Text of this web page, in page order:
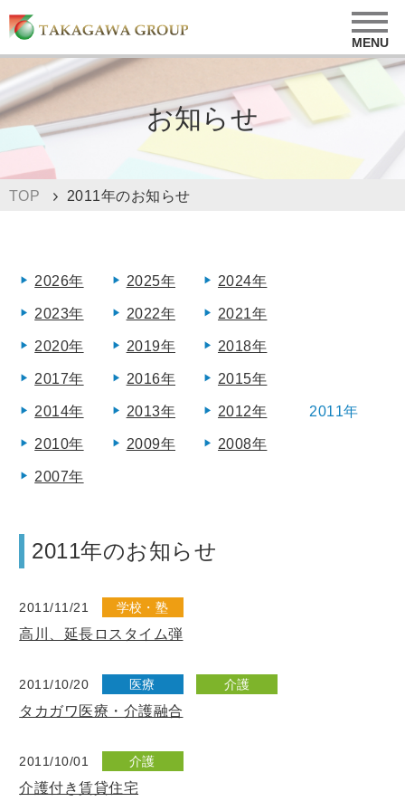
お知らせ
TOP 2011年のお知らせ
2026年 2025年 2024年
2023年 2022年 2021年
2020年 2019年 2018年
2017年 2016年 2015年
2014年 2013年 2012年 2011年
2010年 2009年 2008年
2007年
2011年のお知らせ
2011/11/21 学校・塾
高川、延長ロスタイム弾
2011/10/20 医療 介護
タカガワ医療・介護融合
2011/10/01 介護
介護付き賃貸住宅